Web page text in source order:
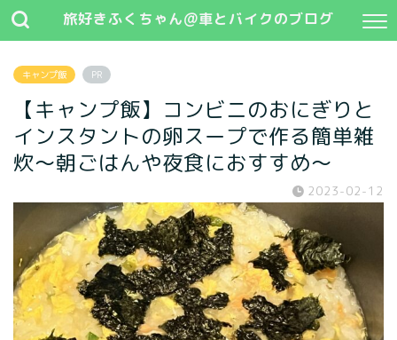
旅好きふくちゃん@車とバイクのブログ
キャンプ飯 PR
【キャンプ飯】コンビニのおにぎりと
インスタントの卵スープで作る簡単雑
炊～朝ごはんや夜食におすすめ～
2023-02-12